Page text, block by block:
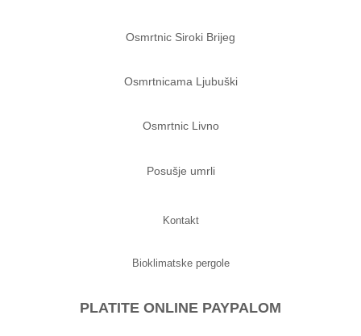
Osmrtnic Siroki Brijeg
Osmrtnicama Ljubuški
Osmrtnic Livno
Posušje umrli
Kontakt
Bioklimatske pergole
PLATITE ONLINE PAYPALOM